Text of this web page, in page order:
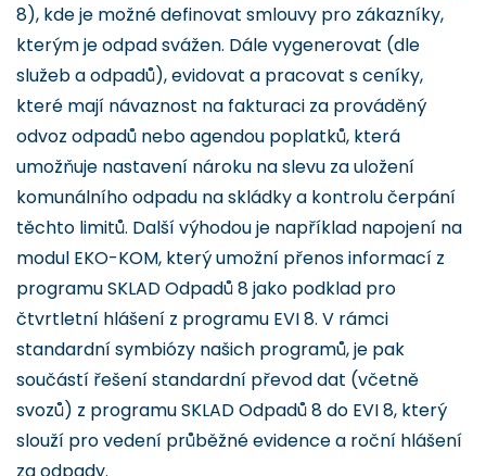
8), kde je možné definovat smlouvy pro zákazníky,
kterým je odpad svážen. Dále vygenerovat (dle
služeb a odpadů), evidovat a pracovat s ceníky,
které mají návaznost na fakturaci za prováděný
odvoz odpadů nebo agendou poplatků, která
umožňuje nastavení nároku na slevu za uložení
komunálního odpadu na skládky a kontrolu čerpání
těchto limitů. Další výhodou je například napojení na
modul EKO-KOM, který umožní přenos informací z
programu SKLAD Odpadů 8 jako podklad pro
čtvrtletní hlášení z programu EVI 8. V rámci
standardní symbiózy našich programů, je pak
součástí řešení standardní převod dat (včetně
svozů) z programu SKLAD Odpadů 8 do EVI 8, který
slouží pro vedení průběžné evidence a roční hlášení
za odpady.